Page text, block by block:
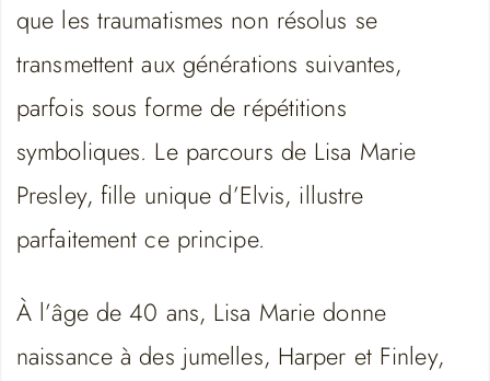
que les traumatismes non résolus se
transmettent aux générations suivantes,
parfois sous forme de répétitions
symboliques. Le parcours de Lisa Marie
Presley, fille unique d’Elvis, illustre
parfaitement ce principe.
À l’âge de 40 ans, Lisa Marie donne
naissance à des jumelles, Harper et Finley,